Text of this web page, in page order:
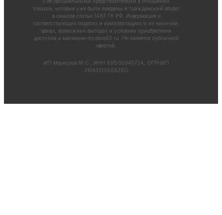
товаров, которые уже были введены в гражданский оборот
в смысле статьи 1487 ГК РФ. Информация о
соответствующих моделях и комплектациях и их наличии,
ценах, возможных выгодах и условиях приобретения
доступна в магазине mystore63.ru . Не является публичной
офертой.
ИП Меркулов М.С., ИНН 631505945724, ОГРНИП
315631300042912